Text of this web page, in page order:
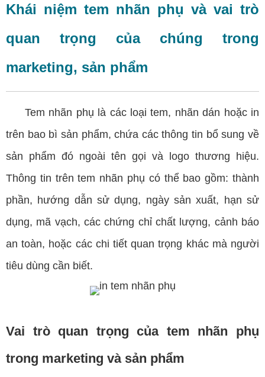
Khái niệm tem nhãn phụ và vai trò
quan trọng của chúng trong
marketing, sản phẩm
Tem nhãn phụ là các loại tem, nhãn dán hoặc in
trên bao bì sản phẩm, chứa các thông tin bổ sung về
sản phẩm đó ngoài tên gọi và logo thương hiệu.
Thông tin trên tem nhãn phụ có thể bao gồm: thành
phần, hướng dẫn sử dụng, ngày sản xuất, hạn sử
dụng, mã vạch, các chứng chỉ chất lượng, cảnh báo
an toàn, hoặc các chi tiết quan trọng khác mà người
tiêu dùng cần biết.
Vai trò quan trọng của tem nhãn phụ
trong marketing và sản phẩm